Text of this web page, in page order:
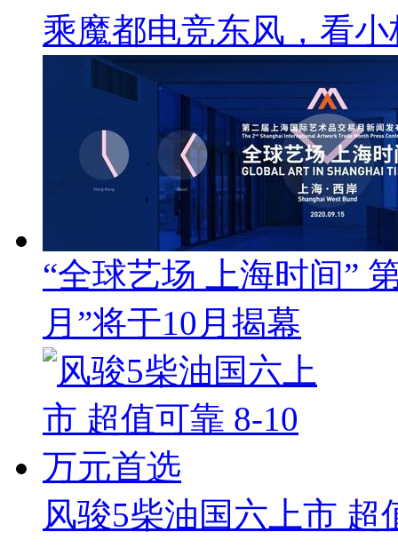
乘魔都电竞东风，看
“全球艺场 上海时间”
月”将于10月揭幕
风骏5柴油国六上市 超